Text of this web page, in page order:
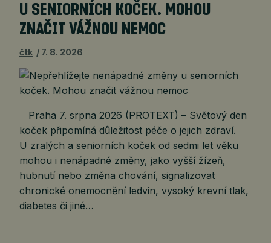
U SENIORNÍCH KOČEK. MOHOU
ZNAČIT VÁŽNOU NEMOC
čtk 7. 8. 2026
Praha 7. srpna 2026 (PROTEXT) – Světový den
koček připomíná důležitost péče o jejich zdraví.
U zralých a seniorních koček od sedmi let věku
mohou i nenápadné změny, jako vyšší žízeň,
hubnutí nebo změna chování, signalizovat
chronické onemocnění ledvin, vysoký krevní tlak,
diabetes či jiné…